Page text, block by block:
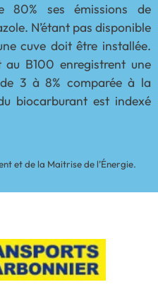
80% ses émissions de
N’étant pas disponible
cuve doit être installée.
B100 enregistrent une
3 à 8% comparée à la
biocarburant est indexé
et de la Maitrise de l’Énergie.